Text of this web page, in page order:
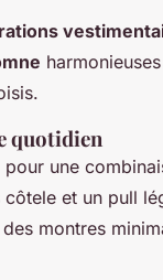
quotidien
une
et un pull
montres